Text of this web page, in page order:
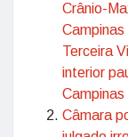
Crânio-
Terceira
interior
Campinas
Câmara